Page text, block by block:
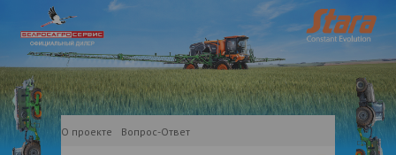
О проекте Вопрос-Ответ